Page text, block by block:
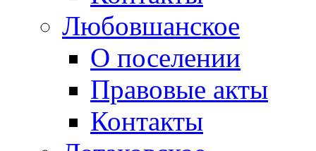
Любовшанское
О поселении
Правовые акты
Контакты